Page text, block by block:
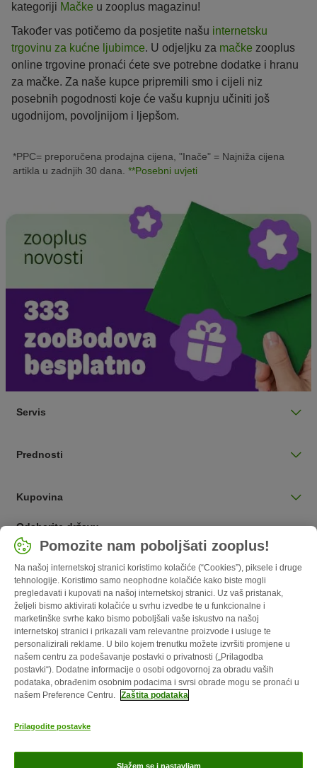
kategoriji Mačke u zooplus magazinu!
Također vas potičemo da posjetite našu internetsku
trgovinu za kućne ljubimce. U odjeljku za mačke zooplus
online trgovine pronaći ćete sve potrebne dodatke i hranu
za mačke. Za naše kupce pripremili smo i cijeli niz
posebnih pogodnosti koje će vašu kupnju učiniti još
ugodnijom, povoljnijom i ljepšom.
*PPC= preporučena prodajna cijena, "Inače" = Najniža cijena
artikla u zadnjih 30 dana. **Posebni uvjeti
Servis
Prednosti
Kupovina
Odaberite državu
Hrvatska / HR
Follow zooplus
O nama Karijere
dostave
Načini plaćanja Propisi o uklanjanju otpada
Zaštita
Pomozite nam poboljšati zooplus!
Na našoj internetskoj stranici koristimo kolačiće (“Cookies”), piksele i druge
tehnologije. Koristimo samo neophodne kolačiće kako biste mogli
pregledavati i kupovati na našoj internetskoj stranici. Uz vaš pristanak,
željeli bismo aktivirati kolačiće u svrhu izvedbe te u funkcionalne i
marketinške svrhe kako bismo poboljšali vaše iskustvo na našoj
internetskoj stranici i prikazali vam relevantne proizvode i usluge te
personalizirali reklame. U bilo kojem trenutku možete izvršiti promjene u
našem centru za podešavanje postavki o privatnosti („Prilagodba
postavki“). Dodatne informacije o osobi odgovornoj za obradu vaših
podataka, obrađenim osobnim podacima i svrsi obrade mogu se pronaći u
našem Preference Centru. Zaštita podataka
Prilagodite postavke
Slažem se i nastavljam